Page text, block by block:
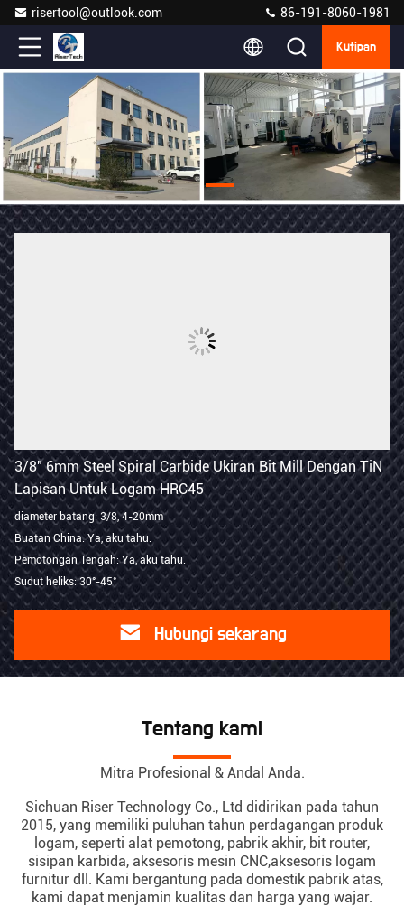
risertool@outlook.com 86-191-8060-1981
Kutipan
3/8" 6mm Steel Spiral Carbide Ukiran Bit Mill Dengan TiN
Lapisan Untuk Logam HRC45
diameter batang: 3/8, 4-20mm
Buatan China: Ya, aku tahu.
Pemotongan Tengah: Ya, aku tahu.
Sudut heliks: 30°-45°
Hubungi sekarang
Tentang kami
Mitra Profesional & Andal Anda.
Sichuan Riser Technology Co., Ltd didirikan pada tahun
2015, yang memiliki puluhan tahun perdagangan produk
logam, seperti alat pemotong, pabrik akhir, bit router,
sisipan karbida, aksesoris mesin CNC,aksesoris logam
furnitur dll. Kami bergantung pada domestik pabrik atas,
kami dapat menjamin kualitas dan harga yang wajar.